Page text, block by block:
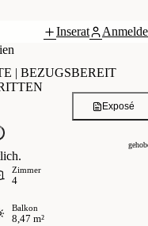
Inserat
| BEZUGSBEREIT
Exposé
Zimmer
4
Balkon
8,47 m²